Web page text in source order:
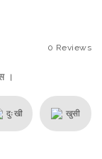
0 Reviews
।
दुःखी खुसी